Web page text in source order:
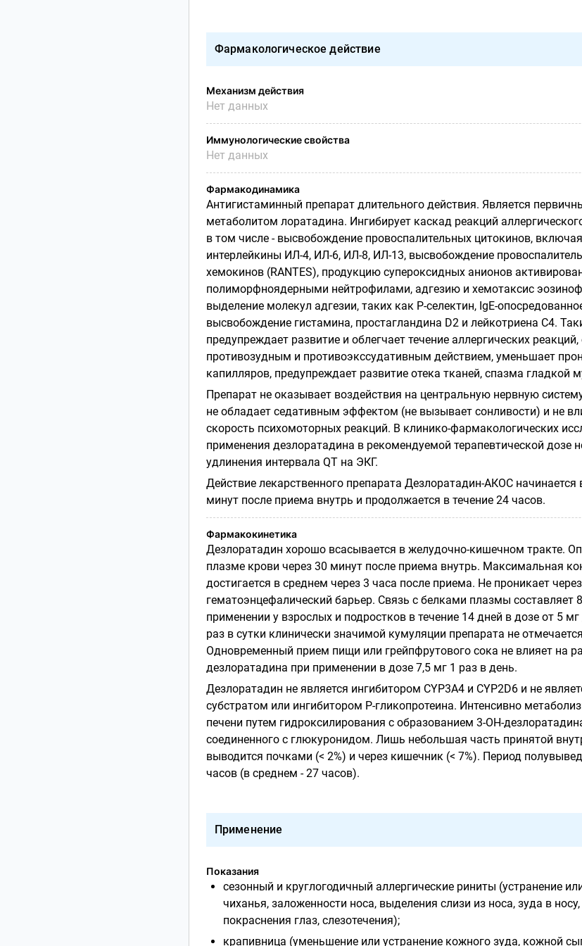
Фармакологическое действие
Механизм действия
Нет данных
Иммунологические свойства
Нет данных
Фармакодинамика
Антигистаминный препарат длительного действия. Является
метаболитом лоратадина. Ингибирует каскад реакций
в том числе - высвобождение провоспалительных цитокинов, включая
интерлейкины ИЛ-4, ИЛ-6, ИЛ-8, ИЛ-13, высвобождение
хемокинов (RANTES), продукцию супероксидных анионов
полиморфноядерными нейтрофилами, адгезию и хемотаксис
выделение молекул адгезии, таких как Р-селектин, IgЕ-
высвобождение гистамина, простагландина D2 и лейкотриена С4.
предупреждает развитие и облегчает течение аллергических
противозудным и противоэкссудативным действием, уменьшает
капилляров, предупреждает развитие отека тканей, спазма гладкой
Препарат не оказывает воздействия на центральную нервную
не обладает седативным эффектом (не вызывает сонливости) и не
скорость психомоторных реакций. В клинико-фармакологических
применения дезлоратадина в рекомендуемой терапевтической дозе
удлинения интервала QT на ЭКГ.
Действие лекарственного препарата Дезлоратадин-АКOС начинается
минут после приема внутрь и продолжается в течение 24 часов.
Фармакокинетика
Дезлоратадин хорошо всасывается в желудочно-кишечном тракте.
плазме крови через 30 минут после приема внутрь. Максимальная
достигается в среднем через 3 часа после приема. Не проникает через
гематоэнцефалический барьер. Связь с белками плазмы составляет
применении у взрослых и подростков в течение 14 дней в дозе от 5
раз в сутки клинически значимой кумуляции препарата не
Одновременный прием пищи или грейпфрутового сока не влияет на
дезлоратадина при применении в дозе 7,5 мг 1 раз в день.
Дезлоратадин не является ингибитором СYР3А4 и CYP2D6 и не
субстратом или ингибитором Р-гликопротеина. Интенсивно
печени путем гидроксилирования с образованием 3-ОН-
соединенного с глюкуронидом. Лишь небольшая часть принятой
выводится почками (< 2%) и через кишечник (< 7%). Период
часов (в среднем - 27 часов).
Применение
Показания
сезонный и круглогодичный аллергические риниты (устранение
чиханья, заложенности носа, выделения слизи из носа, зуда в
покраснения глаз, слезотечения);
крапивница (уменьшение или устранение кожного зуда, кожной